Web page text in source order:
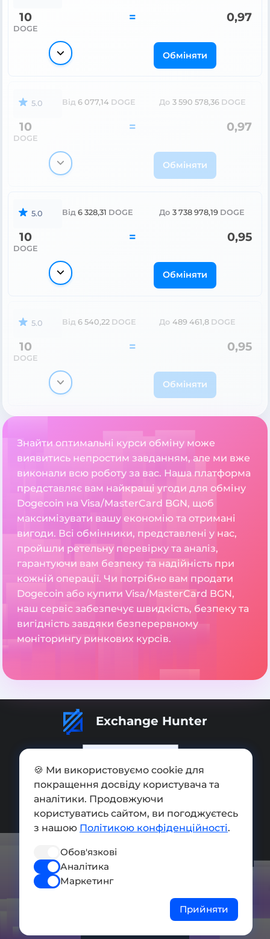
10
DOGE
= 0,97
Обміняти
5.0 Від 6 077,14 DOGE До 3 590 578,36 DOGE
10
DOGE
= 0,97
Обміняти
5.0 Від 6 328,31 DOGE До 3 738 978,19 DOGE
10
DOGE
= 0,95
Обміняти
5.0 Від 6 540,22 DOGE До 489 461,8 DOGE
10
DOGE
= 0,95
Обміняти
Знайти оптимальні курси обміну може
виявитись непростим завданням, але ми вже
виконали всю роботу за вас. Наша платформа
представляє вам найкращі угоди для обміну
Dogecoin на Visa/MasterCard BGN, щоб
максимізувати вашу економію та отримані
вигоди. Всі обмінники, представлені у нас,
пройшли ретельну перевірку та аналіз,
гарантуючи вам безпеку та надійність при
кожній операції. Чи потрібно вам продати
Dogecoin або купити Visa/MasterCard BGN,
наш сервіс забезпечує швидкість, безпеку та
вигідність завдяки безперервному
моніторингу ринкових курсів.
Exchange Hunter
Додати обмінник
Мапа сайту
Press kit
Умови використання
Політика конфіденційності
🍪 Ми використовуємо cookie для
покращення досвіду користувача та
аналітики. Продовжуючи
користуватись сайтом, ви погоджуєтесь
з нашою Політикою конфіденційності.
Обов'язкові
Аналітика
Маркетинг
Прийняти